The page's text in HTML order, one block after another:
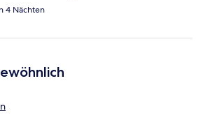
4 Nächten